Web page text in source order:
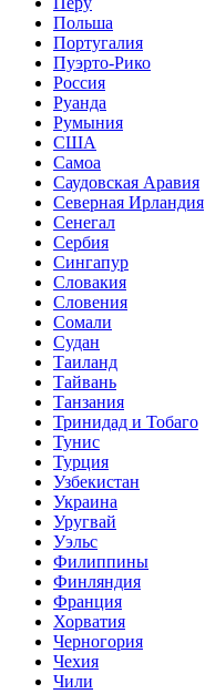
Польша
Португалия
Пуэрто-Рико
Россия
Руанда
Румыния
США
Самоа
Саудовская Аравия
Северная Ирландия
Сенегал
Сербия
Сингапур
Словакия
Словения
Сомали
Судан
Таиланд
Тайвань
Танзания
Тринидад и Тобаго
Тунис
Турция
Узбекистан
Украина
Уругвай
Уэльс
Филиппины
Финляндия
Франция
Хорватия
Черногория
Чехия
Чили